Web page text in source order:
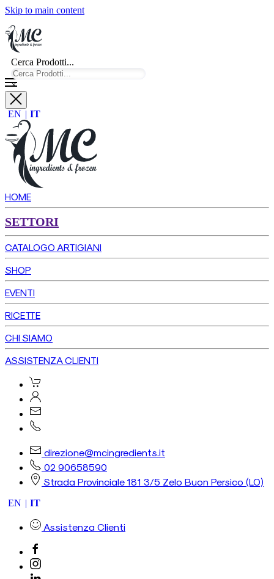
Skip to main content
Cerca Prodotti...
×
EN IT
HOME
SETTORI
CATALOGO ARTIGIANI
SHOP
EVENTI
RICETTE
CHI SIAMO
ASSISTENZA CLIENTI
direzione@mcingredients.it
02 90658590
Strada Provinciale 181 3/5 Zelo Buon Persico (LO)
EN IT
Assistenza Clienti